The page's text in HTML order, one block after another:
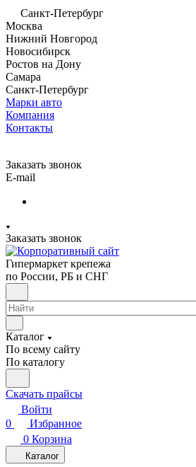
Санкт-Петербург
Москва
Нижний Новгород
Новосибирск
Ростов на Дону
Самара
Санкт-Петербург
Марки авто
Компания
Контакты
Заказать звонок
E-mail
Заказать звонок
Гипермаркет крепежа
по России, РБ и СНГ
Каталог
По всему сайту
По каталогу
Скачать прайсы
Войти
0
Избранное
0 Корзина
Каталог